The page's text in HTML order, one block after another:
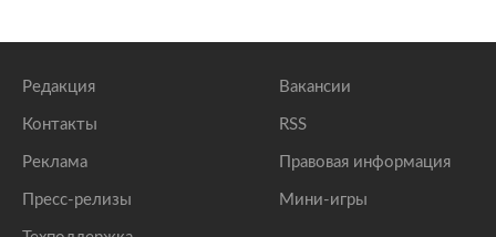
Редакция
Контакты
Реклама
Пресс-релизы
Вакансии
RSS
Правовая информация
Мини-игры